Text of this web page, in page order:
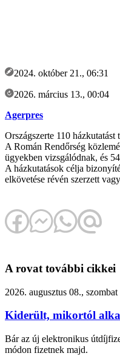
2024. október 21., 06:31
2026. március 13., 00:04
Agerpres
Országszerte 110
A Román Rendőrség
ügyekben vizsgálódnak, és
A házkutatások célja
elkövetése révén szerzett
A rovat további cikkei
2026. augusztus 08., szombat
Kiderült, mikortól
Bár az új elektronikus
módon fizetnek majd.